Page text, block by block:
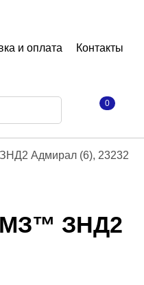
и оплата Контакты
0
Адмирал (6), 23232
ЗНД2